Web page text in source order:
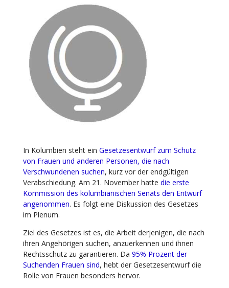
In Kolumbien steht ein Gesetzesentwurf zum Schutz
von Frauen und anderen Personen, die nach
Verschwundenen suchen, kurz vor der endgültigen
Verabschiedung. Am 21. November hatte die erste
Kommission des kolumbianischen Senats den Entwurf
angenommen. Es folgt eine Diskussion des Gesetzes
im Plenum.
Ziel des Gesetzes ist es, die Arbeit derjenigen, die nach
ihren Angehörigen suchen, anzuerkennen und ihnen
Rechtsschutz zu garantieren. Da 95% Prozent der
Suchenden Frauen sind, hebt der Gesetzesentwurf die
Rolle von Frauen besonders hervor.